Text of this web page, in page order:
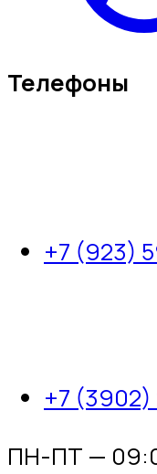
Телефоны
+7 (923)
+7
ПН-ПТ —